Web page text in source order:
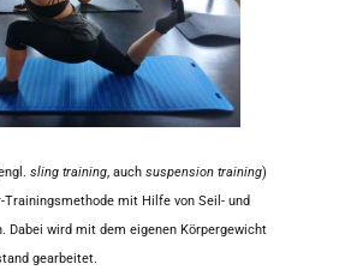
sling training, auch suspension training)
Trainingsmethode mit Hilfe von Seil- und
Dabei wird mit dem eigenen Körpergewicht
gearbeitet.